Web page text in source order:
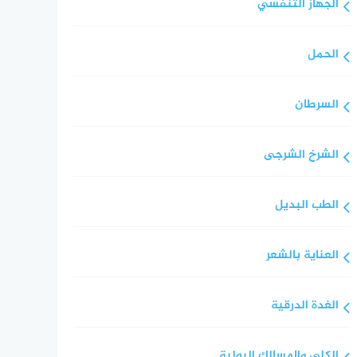
الجهاز التنفسي
الحمل
السرطان
الشرخ الشرجى
الطب البديل
العناية بالشعر
الغدة الدرقية